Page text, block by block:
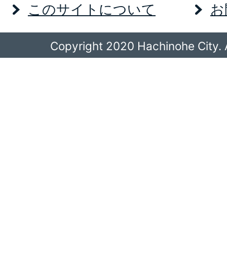
このサイトについて
Copyright 2020 Hachinohe City.